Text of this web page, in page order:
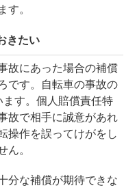
す。
きたい
故にあった場合の補償
です。自転車の事故の
す。個人賠償責任特
故で相手に誠意があれ
操作を誤ってけがをし
ん。
分な補償が期待できな